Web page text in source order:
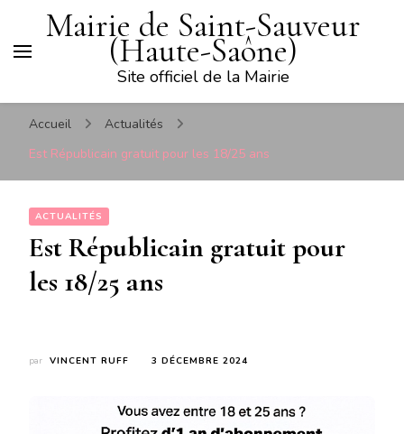
Mairie de Saint-Sauveur
(Haute-Saône)
Site officiel de la Mairie
Accueil
Actualités
Est Républicain gratuit pour les 18/25 ans
ACTUALITÉS
Est Républicain gratuit pour
les 18/25 ans
par VINCENT RUFF 3 DÉCEMBRE 2024